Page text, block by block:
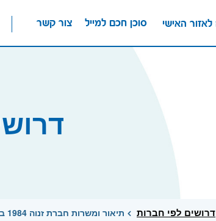
צור קשר סוכן חכם למייל
דרושים
דרושים לפי חברות תיאור ומשרות חברת זנוה 1984 בע"מ